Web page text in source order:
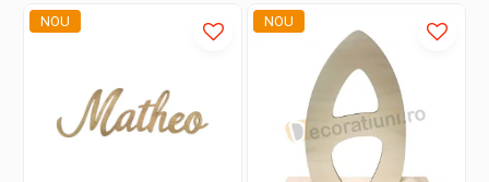
NOU NOU